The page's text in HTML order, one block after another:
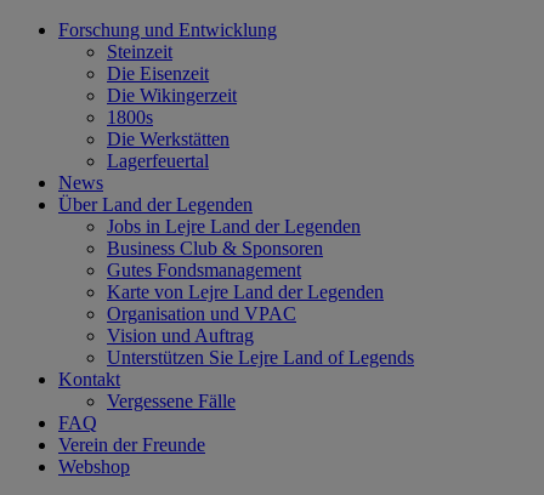
Skip
Forschung und Entwicklung
Steinzeit
Die Eisenzeit
Die Wikingerzeit
1800s
Die Werkstätten
Lagerfeuertal
News
Über Land der Legenden
Jobs in Lejre Land der Legenden
Business Club & Sponsoren
Gutes Fondsmanagement
Karte von Lejre Land der Legenden
Organisation und VPAC
Vision und Auftrag
Unterstützen Sie Lejre Land of Legends
Kontakt
Vergessene Fälle
FAQ
Verein der Freunde
Webshop